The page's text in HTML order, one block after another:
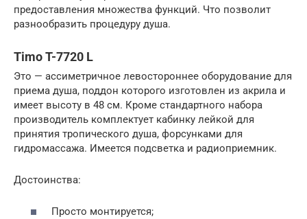
предоставления множества функций. Что позволит
разнообразить процедуру душа.
Timo T-7720 L
Это — ассиметричное левостороннее оборудование для
приема душа, поддон которого изготовлен из акрила и
имеет высоту в 48 см. Кроме стандартного набора
производитель комплектует кабинку лейкой для
принятия тропического душа, форсунками для
гидромассажа. Имеется подсветка и радиоприемник.
Достоинства:
Просто монтируется;